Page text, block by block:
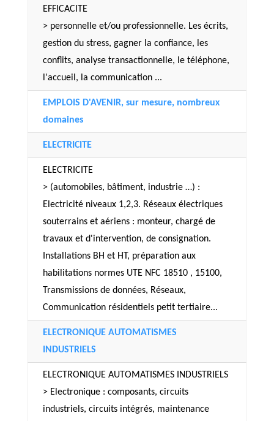
EFFICACITE
> personnelle et/ou professionnelle. Les écrits,
gestion du stress, gagner la confiance, les
conflits, analyse transactionnelle, le téléphone,
l'accueil, la communication ...
EMPLOIS D'AVENIR, sur mesure, nombreux
domaines
ELECTRICITE
ELECTRICITE
> (automobiles, bâtiment, industrie …) :
Electricité niveaux 1,2,3. Réseaux électriques
souterrains et aériens : monteur, chargé de
travaux et d'intervention, de consignation.
Installations BH et HT, préparation aux
habilitations normes UTE NFC 18510 , 15100,
Transmissions de données, Réseaux,
Communication résidentiels petit tertiaire...
ELECTRONIQUE AUTOMATISMES
INDUSTRIELS
ELECTRONIQUE AUTOMATISMES INDUSTRIELS
> Electronique : composants, circuits
industriels, circuits intégrés, maintenance